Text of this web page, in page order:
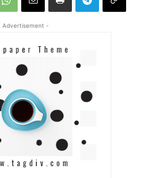
Advertisement -